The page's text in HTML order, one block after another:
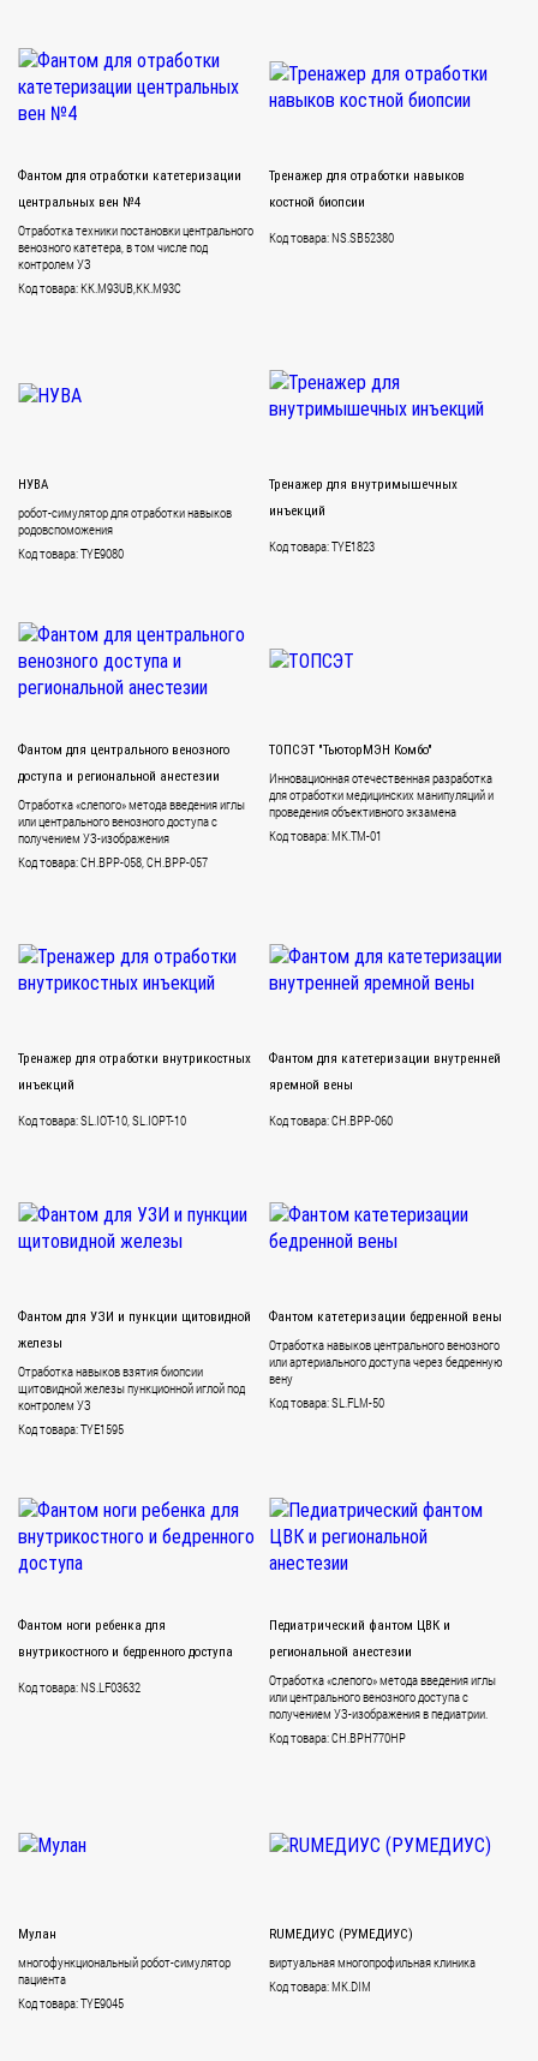
Фантом для отработки катетеризации
центральных вен №4
Отработка техники постановки центрального
венозного катетера, в том числе под
контролем УЗ
Код товара: KK.M93UB,KK.M93C
Тренажер для отработки навыков
костной биопсии
Код товара: NS.SB52380
НУВА
робот-симулятор для отработки навыков
родовспоможения
Код товара: TYE9080
Тренажер для внутримышечных
инъекций
Код товара: TYE1823
Фантом для центрального венозного
доступа и региональной анестезии
Отработка «слепого» метода введения иглы
или центрального венозного доступа с
получением УЗ-изображения
Код товара: CH.BPP-058, CH.BPP-057
ТОПСЭТ "ТьюторМЭН Комбо"
Инновационная отечественная разработка
для отработки медицинских манипуляций и
проведения объективного экзамена
Код товара: MK.TM-01
Тренажер для отработки внутрикостных
инъекций
Код товара: SL.IOT-10, SL.IOPT-10
Фантом для катетеризации внутренней
яремной вены
Код товара: CH.BPP-060
Фантом для УЗИ и пункции щитовидной
железы
Отработка навыков взятия биопсии
щитовидной железы пункционной иглой под
контролем УЗ
Код товара: TYE1595
Фантом катетеризации бедренной вены
Отработка навыков центрального венозного
или артериального доступа через бедренную
вену
Код товара: SL.FLM-50
Фантом ноги ребенка для
внутрикостного и бедренного доступа
Код товара: NS.LF03632
Педиатрический фантом ЦВК и
региональной анестезии
Отработка «слепого» метода введения иглы
или центрального венозного доступа с
получением УЗ-изображения в педиатрии.
Код товара: CH.BPH770HP
Мулан
многофункциональный робот-симулятор
пациента
Код товара: TYE9045
RUМЕДИУС (РУМЕДИУС)
виртуальная многопрофильная клиника
Код товара: MK.DIM